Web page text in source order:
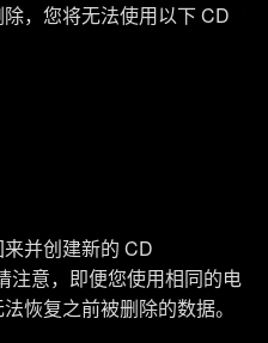
，您将无法使用以下 CD
并创建新的 CD
注意，即便您使用相同的电
恢复之前被删除的数据。